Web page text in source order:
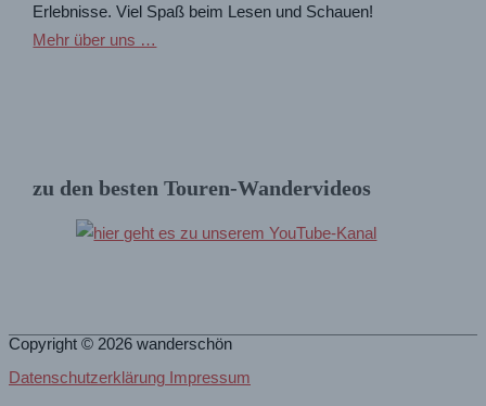
Erlebnisse. Viel Spaß beim Lesen und Schauen!
Mehr über uns …
zu den besten Touren-Wandervideos
Copyright © 2026 wanderschön
Datenschutzerklärung Impressum